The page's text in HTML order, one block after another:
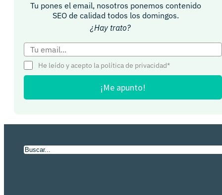
Tu pones el email, nosotros ponemos contenido
SEO de calidad todos los domingos.
¿Hay trato?
He leído y acepto la política de privacidad*
¡Me apunto!